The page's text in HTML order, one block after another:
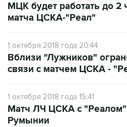
МЦК будет работать до 2
матча ЦСКА-"Реал"
1 октября 2018 года 20:44
Вблизи "Лужников"
связи с матчем ЦСКА -
1 октября 2018 года 15:41
Матч ЛЧ ЦСКА с "Реалом"
Румынии